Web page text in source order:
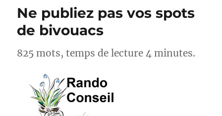
Gaudé
Ne publiez pas vos spots
de bivouacs
825 mots, temps de lecture 4 minutes.